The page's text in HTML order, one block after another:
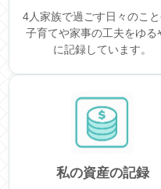
4人家族で過ごす日々のこと
子育てや家事の工夫をゆる
に記録しています。
私の資産の記録